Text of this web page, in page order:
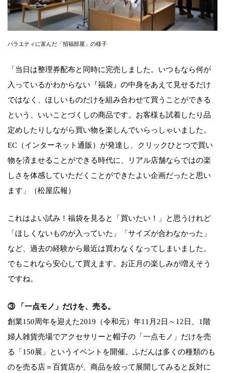
バラエティに富んだ「招福部屋」の様子
「当日は整理券配布と同時に完売しました。いつもなら何が
入っているかわからない『福袋』の中身をあえて見せるだけ
ではなく、ほしいものだけを組み合わせて買うことができる
という、いいことづくしの商品です。お客様も試着したり品
定めしたりしながら買い物を楽しんでいらっしゃいました。
EC（インターネット通販）が発達し、クリックひとつで買い
物を済ませることができる時代に、リアル店舗ならではの楽
しさを体感していただくことができたよい企画だったと思い
ます」（松屋広報）
これはよい試み！福袋を見ると「買いたい！」と思うけれど
「ほしくないものが入っていた」「サイズが合わなかった」
など、過去の経験から最近は買わなくなってしまいました。
でもこれなら安心して買えます。お正月の楽しみが増えそう
ですね。
③ 「一点モノ」だけを、売る。
創業150周年を迎えた2019（令和元）年11月2日～12日、1階
婦人雑貨売場でアクセサリーと帽子の「一点モノ」だけを売
る「150展」というイベントを開催。ふだんは多くの種類のも
のを売る店＝百貨店が、商品を絞って展開してみると反対に